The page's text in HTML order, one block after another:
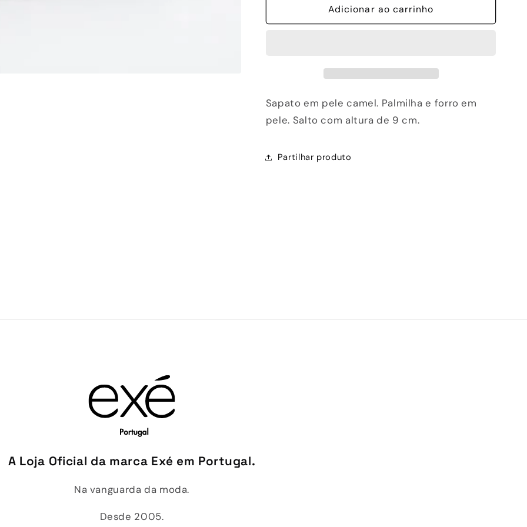
SAPATOS
de
SAPATOS
Adicionar ao carrinho
Sapato em pele camel. Palmilha e forro em
pele. Salto com altura de 9 cm.
Partilhar produto
A Loja Oficial da marca Exé em Portugal.
Na vanguarda da moda.
Desde 2005.